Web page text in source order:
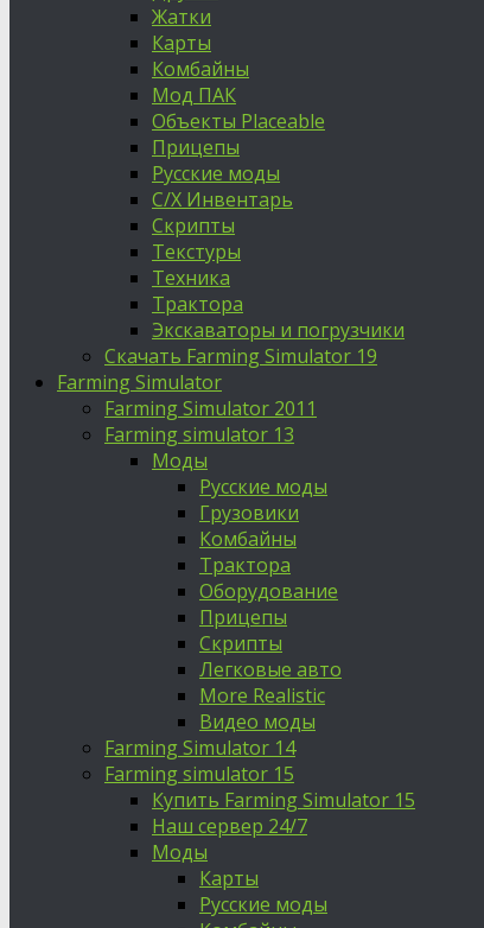
Жатки
Карты
Комбайны
Мод ПАК
Объекты Placeable
Прицепы
Русские моды
С/Х Инвентарь
Скрипты
Текстуры
Техника
Трактора
Экскаваторы и погрузчики
Скачать Farming Simulator 19
Farming Simulator
Farming Simulator 2011
Farming simulator 13
Моды
Русские моды
Грузовики
Комбайны
Трактора
Оборудование
Прицепы
Скрипты
Легковые авто
More Realistic
Видео моды
Farming Simulator 14
Farming simulator 15
Купить Farming Simulator 15
Наш сервер 24/7
Моды
Карты
Русские моды